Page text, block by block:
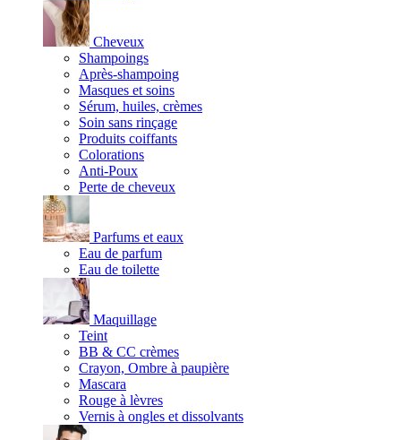
Cheveux
Shampoings
Après-shampoing
Masques et soins
Sérum, huiles, crèmes
Soin sans rinçage
Produits coiffants
Colorations
Anti-Poux
Perte de cheveux
Parfums et eaux
Eau de parfum
Eau de toilette
Maquillage
Teint
BB & CC crèmes
Crayon, Ombre à paupière
Mascara
Rouge à lèvres
Vernis à ongles et dissolvants